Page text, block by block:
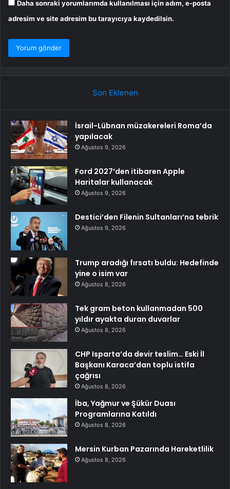
Daha sonraki yorumlarımda kullanılması için adım, e-posta
adresim ve site adresim bu tarayıcıya kaydedilsin.
Son Eklenen
İsrail-Lübnan müzakereleri Roma’da
yapılacak
Ağustos 9, 2026
Ford 2027’den itibaren Apple
Haritalar kullanacak
Ağustos 9, 2026
Destici’den Filenin Sultanları’na tebrik
Ağustos 9, 2026
Trump aradığı fırsatı buldu: Hedefinde
yine o isim var
Ağustos 8, 2026
Tek gram beton kullanmadan 500
yıldır ayakta duran duvarlar
Ağustos 8, 2026
CHP Isparta’da devir teslim… Eski İl
Başkanı Karaca’dan toplu istifa
çağrısı
Ağustos 8, 2026
İba, Yağmur ve Şükür Duası
Programlarına Katıldı
Ağustos 8, 2026
Mersin Kurban Pazarında Hareketlilik
Ağustos 8, 2026